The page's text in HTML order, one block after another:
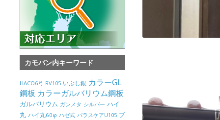
カモバン内キーワード
HACO6号 RV105 いぶし銀 カラーGL
鋼板 カラーガルバリウム鋼板
ガルバリウム ガンメタ シルバー ハイ
丸 ハイ丸60φ ハゼ式 パラスケアU105 ブ